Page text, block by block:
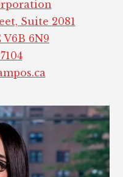
Suite 2081
V6B 6N9